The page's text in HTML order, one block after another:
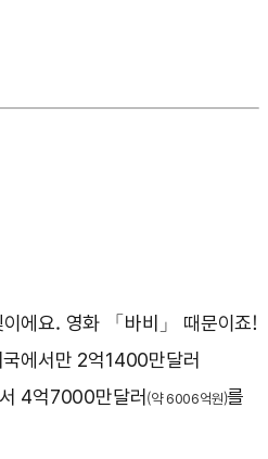
에요. 영화 「바비」 때문이죠!
에서만 2억1400만달러
4억7000만달러 (약 6006억원)를